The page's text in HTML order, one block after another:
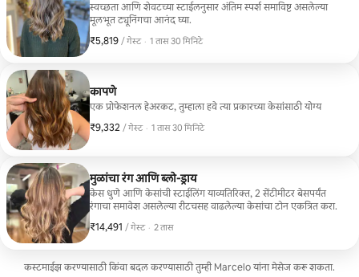
स्वच्छता आणि शेवटच्या स्टाईलनुसार अंतिम स्पर्श समाविष्ट असलेल्या
मूलभूत ट्यूनिंगचा आनंद घ्या.
₹5,819 / गेस्ट
₹5,819 प्रति गेस्ट
, · 1 तास 30 मिनिटे
कापणे
एक प्रोफेशनल हेअरकट, तुम्हाला हवे त्या प्रकारच्या केसांसाठी योग्य
₹9,332 / गेस्ट
₹9,332 प्रति गेस्ट
, · 1 तास 30 मिनिटे
मुळांचा रंग आणि ब्लो-ड्राय
केस धुणे आणि केसांची स्टाईलिंग याव्यतिरिक्त, 2 सेंटीमीटर बेसपर्यंत
रंगाचा समावेश असलेल्या रीटचसह वाढलेल्या केसांचा टोन एकत्रित करा.
₹14,491 / गेस्ट
₹14,491 प्रति गेस्ट
, · 2 तास
कस्टमाईझ करण्यासाठी किंवा बदल करण्यासाठी तुम्ही Marcelo यांना मेसेज करू शकता.